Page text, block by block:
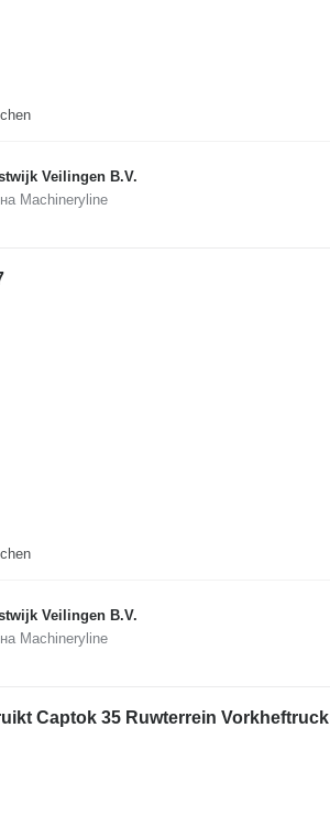
Veilingen B.V.
Machineryline
Veilingen B.V.
Machineryline
Captok 35 Ruwterrein Vorkheftruck